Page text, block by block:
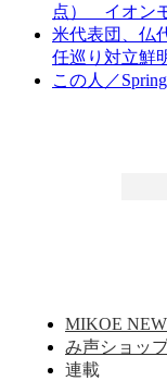
点） イオン
米代表団、仏
任巡り対立鮮
この人／
MIKOE
み声ショッ
連載